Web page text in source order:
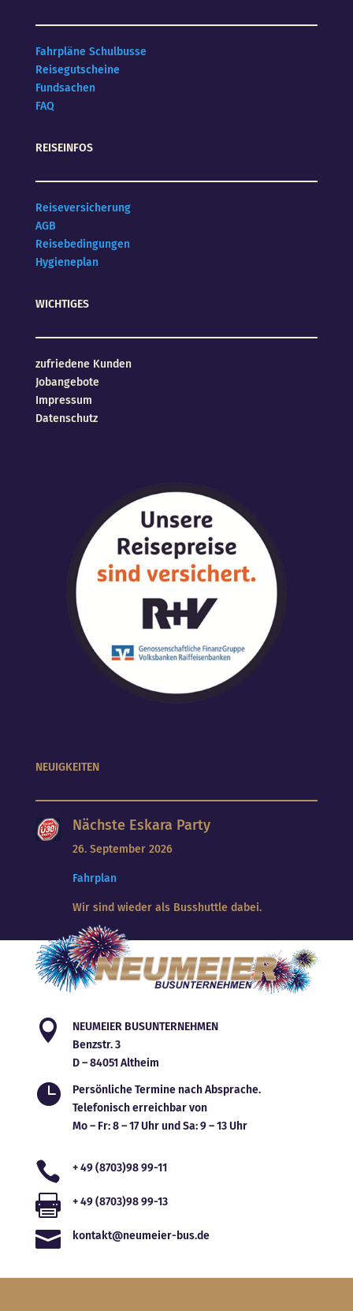
Fahrpläne Schulbusse
Reisegutscheine
Fundsachen
FAQ
REISEINFOS
Reiseversicherung
AGB
Reisebedingungen
Hygieneplan
WICHTIGES
zufriedene Kunden
Jobangebote
Impressum
Datenschutz
NEUIGKEITEN
Nächste Eskara Party
26. September 2026
Fahrplan
Wir sind wieder als Busshuttle dabei.

NEUMEIER BUSUNTERNEHMEN
Benzstr. 3
D – 84051 Altheim

Persönliche Termine nach Absprache.
Telefonisch erreichbar von
Mo – Fr: 8 – 17 Uhr und Sa: 9 – 13 Uhr
 + 49 (8703)98 99-11
 + 49 (8703)98 99-13
 kontakt@neumeier-bus.de